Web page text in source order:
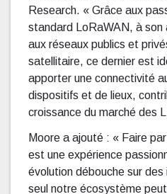
Research. « Grâce aux
standard LoRaWAN, à
aux réseaux publics et
satellitaire, ce dernier est
apporter une connectivité
dispositifs et de lieux,
croissance du marché des
Moore a ajouté : « Faire
est une expérience
évolution débouche sur
seul notre écosystème